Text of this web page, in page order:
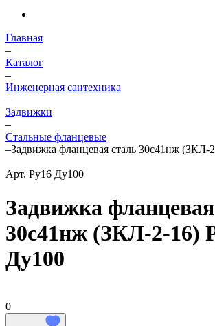
Главная
–
Каталог
–
Инженерная сантехника
–
Задвижки
–
Стальные фланцевые
–Задвижка фланцевая сталь 30с41нж (ЗКЛ-
Арт. Ру16 Ду100
Задвижка
30с41нж (ЗКЛ-2-16)
Ду100
0